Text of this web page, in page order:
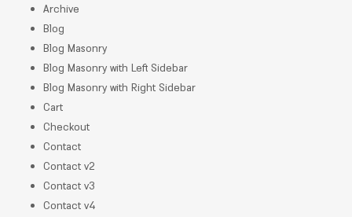
Archive
Blog
Blog Masonry
Blog Masonry with Left Sidebar
Blog Masonry with Right Sidebar
Cart
Checkout
Contact
Contact v2
Contact v3
Contact v4